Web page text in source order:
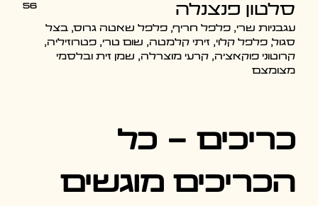
סלטון פנצנלה
עגבניות שרי, פלפל חריף, פלפל שאטה גרוס, בצל
סגול, פלפל קלוי, זיתי קלמטה, שום טרי, פטרוזיליה,
קרוטוני פוקאצ'ה, קרעי מוצרלה, שמן זית ובלסמי
מצומצם
56
כריכים - כל
הכריכים מוגשים